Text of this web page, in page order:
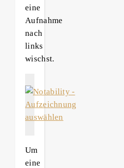
eine
Aufnahme
nach
links
wischst.
Um
eine